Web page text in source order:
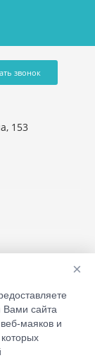
звонок
153
×
Вами сайта
маяков и